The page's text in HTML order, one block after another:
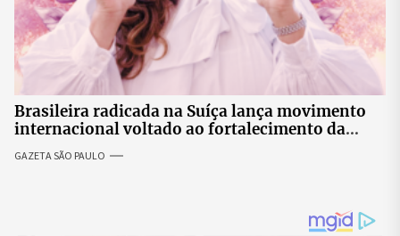
Brasileira radicada na Suíça lança movimento
internacional voltado ao fortalecimento da
identidade feminina
GAZETA SÃO PAULO